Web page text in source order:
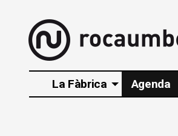
La Fàbrica Agenda